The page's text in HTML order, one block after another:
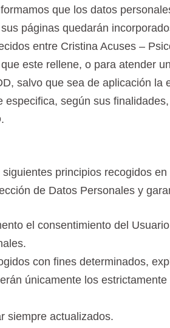
que los datos
páginas quedarán
entre Cristina Acuses –
este rellene, o para atender
salvo que sea de aplicación la
según sus
principios recogidos
de Datos Personales y
el consentimiento del
con fines determinados,
únicamente los
siempre actualizados.